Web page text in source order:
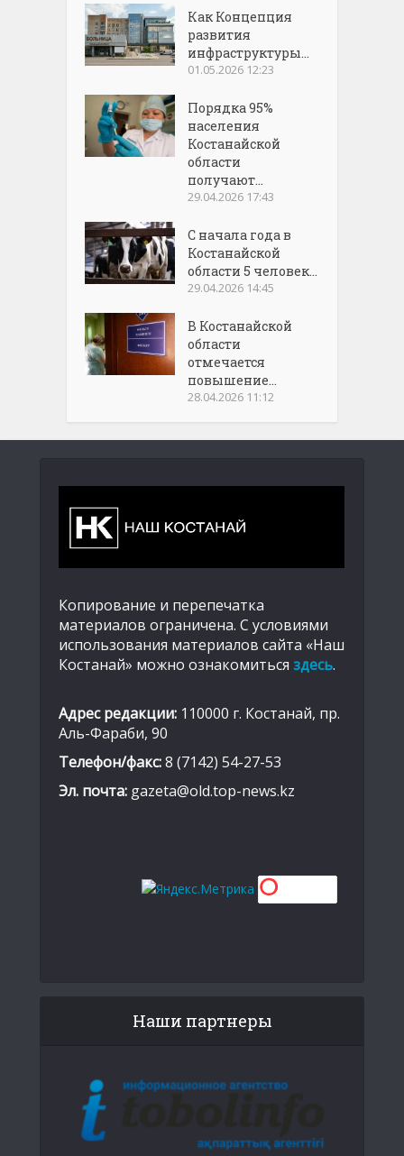
Как Концепция
развития
инфраструктуры...
01.05.2026 12:23
Порядка 95%
населения
Костанайской
области
получают...
29.04.2026 17:43
С начала года в
Костанайской
области 5 человек...
29.04.2026 14:45
В Костанайской
области
отмечается
повышение...
28.04.2026 11:12
Копирование и перепечатка
материалов ограничена. С условиями
использования материалов сайта «Наш
Костанай» можно ознакомиться здесь.
Адрес редакции: 110000 г. Костанай, пр.
Аль-Фараби, 90
Телефон/факс:8 (7142) 54-27-53
Эл. почта: gazeta@old.top-news.kz
Наши партнеры